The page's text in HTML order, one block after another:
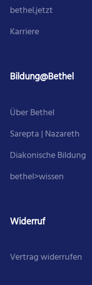
bethel.jetzt
Karriere
Bildung@Bethel
Über Bethel
Sarepta | Nazareth
Diakonische Bildung
bethel>wissen
Widerruf
Vertrag widerrufen